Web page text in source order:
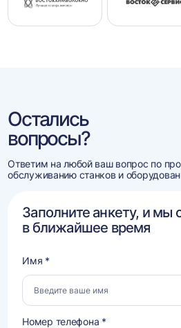
Остались
вопросы?
Ответим на любой ваш вопрос по
обслуживанию станков и
Заполните анкету, и мы
в ближайшее время
Имя *
Номер телефона *